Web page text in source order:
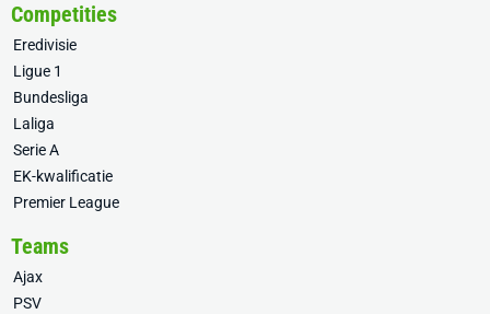
Competities
Eredivisie
Ligue 1
Bundesliga
Laliga
Serie A
EK-kwalificatie
Premier League
Teams
Ajax
PSV